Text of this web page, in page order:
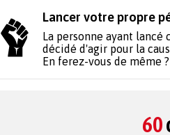
Lancer votre propre
La personne ayant
décidé d'agir pour la
En ferez-vous de même ?
60